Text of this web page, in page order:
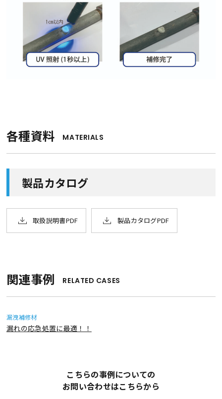
各種資料 MATERIALS
製品カタログ
取扱説明書PDF 製品カタログPDF
関連事例 RELATED CASES
漏洩補修材
漏れの応急処置に最適！！
こちらの事例についての
お問い合わせはこちらから